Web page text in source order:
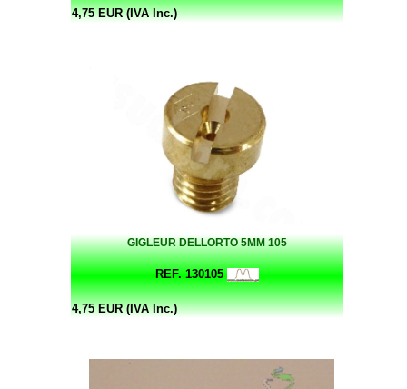
4,75 EUR (IVA Inc.)
GIGLEUR DELLORTO 5MM 105
REF. 130105
4,75 EUR (IVA Inc.)